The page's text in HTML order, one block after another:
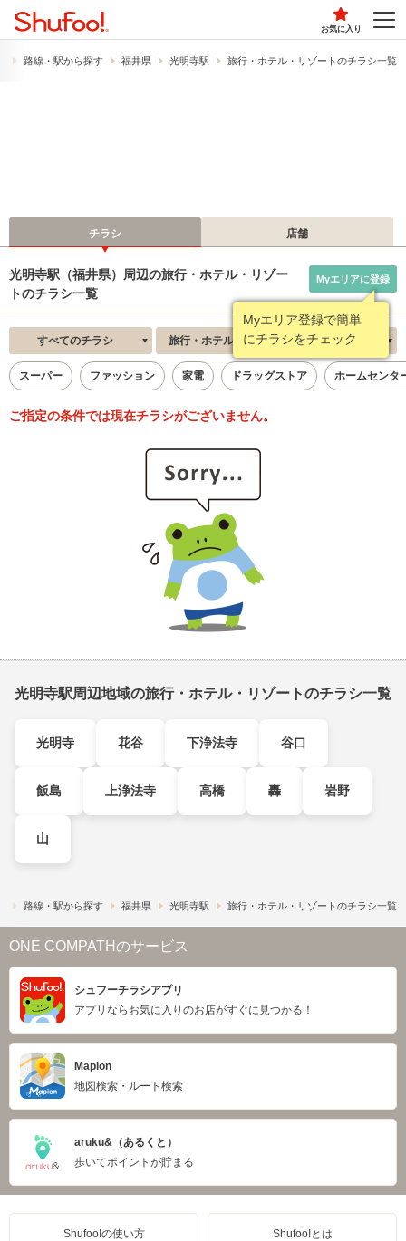
お気に入り
路線・駅から探す 福井県 光明寺駅 旅行・ホテル・リゾートのチラシ一覧
チラシ 店舗
光明寺駅（福井県）周辺の旅行・ホテル・リゾー
トのチラシ一覧
Myエリア登録で簡単
にチラシをチェック
Myエリアに登録
すべてのチラシ 旅行・ホテル・リゾート 新着順
スーパー ファッション 家電 ドラッグストア ホームセンタ
ご指定の条件では現在チラシがございません。
光明寺駅周辺地域の旅行・ホテル・リゾートのチラシ一覧
光明寺 花谷 下浄法寺 谷口
飯島 上浄法寺 高橋 轟 岩野
山
路線・駅から探す 福井県 光明寺駅 旅行・ホテル・リゾートのチラシ一覧
ONE COMPATHのサービス
シュフーチラシアプリ
アプリならお気に入りのお店がすぐに見つかる！
Mapion
地図検索・ルート検索
aruku&（あるくと）
歩いてポイントが貯まる
Shufoo!の使い方 Shufoo!とは